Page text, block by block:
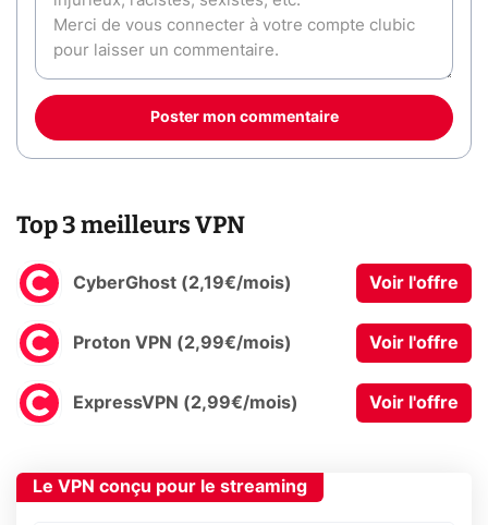
Poster mon commentaire
Top 3 meilleurs VPN
CyberGhost (2,19€/mois) Voir l'offre
Proton VPN (2,99€/mois) Voir l'offre
ExpressVPN (2,99€/mois) Voir l'offre
Le VPN conçu pour le streaming